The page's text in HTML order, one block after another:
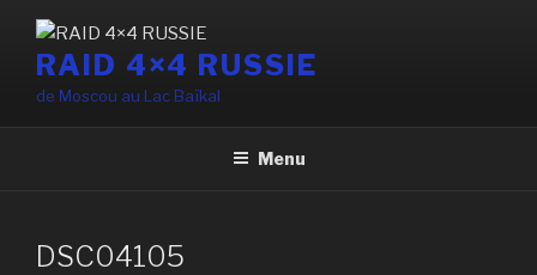
contenu
principal
RAID 4×4 RUSSIE
de Moscou au Lac Baïkal
Menu
DSC04105